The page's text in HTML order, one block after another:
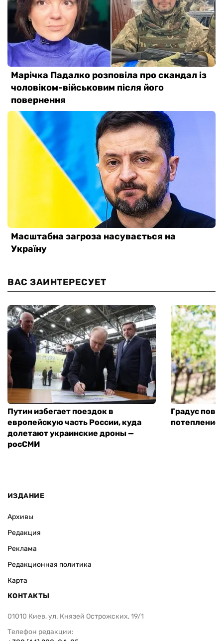
ВАС ЗАИНТЕРЕСУЕТ
Путин избегает поездок в
европейскую часть России, куда
долетают украинские дроны —
росСМИ
Градус
ИЗДАНИЕ
Архивы
Редакция
Реклама
Редакционная политика
Карта
КОНТАКТЫ
01010 Киев, ул. Князей Острожских, 19/1
Телефон редакции: